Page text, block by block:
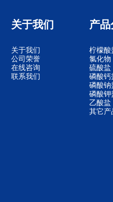
关于我们
关于我们
公司荣誉
在线咨询
联系我们
产
柠檬酸
氯化物
硫酸盐
磷酸钙
磷酸钠
磷酸钾
乙酸盐
其它产